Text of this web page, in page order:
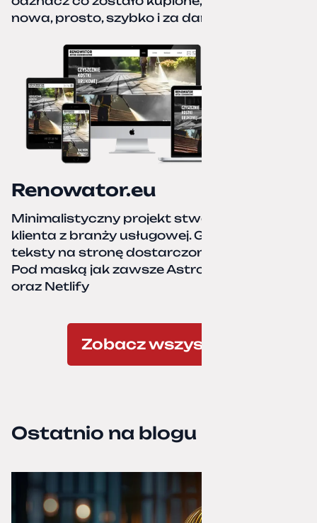
nowa, prosto, szybko i za darmo.
Renowator.eu
Minimalistyczny projekt stworzony dla
klienta z branży usługowej. Grafiki oraz
teksty na stronę dostarczone przez klienta.
Pod maską jak zawsze Astro, TailwindCSS,
oraz Netlify
Zobacz wszystkie
Ostatnio na blogu